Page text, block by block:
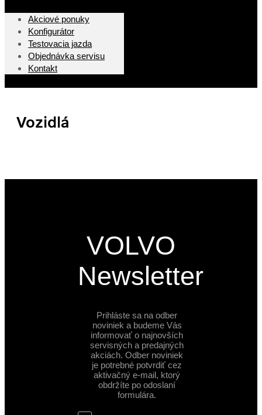
Akciové ponuky
Konfigurátor
Testovacia jazda
Objednávka servisu
Kontakt
Vozidlá
VOLVO
Newsletter
Prihláste sa na odber
noviniek a budeme Vás
informovať o najnovších
servisných a predajných
akciách. Odber noviniek
je potrebné potvrdiť cez
aktivačný e-mail, ktorý
obdržíte po odoslaní
formulára.